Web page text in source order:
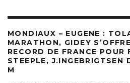
MONDIAUX – EUGENE :
MARATHON, GIDEY
RECORD DE FRANCE
STEEPLE, J.INGEBRIGTSEN
M